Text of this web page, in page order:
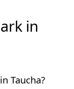
in
Taucha?